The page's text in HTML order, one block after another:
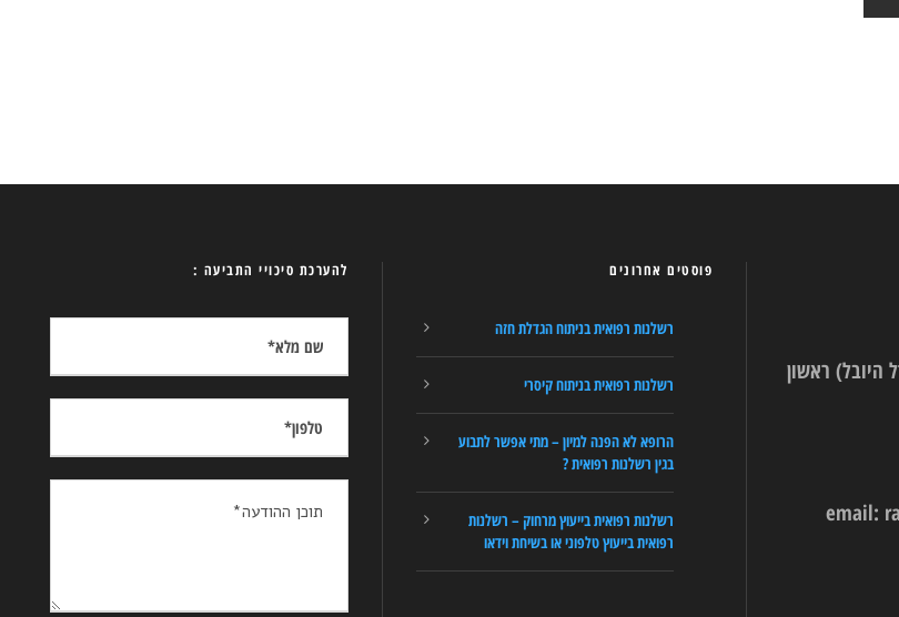
להערכת סיכויי התביעה : פוסטים אחרונים
רשלנות רפואית בניתוח הגדלת חזה
רשלנות רפואית בניתוח קיסרי
הרופא לא הפנה למיון – מתי אפשר לתבוע
בגין רשלנות רפואית ?
רשלנות רפואית בייעוץ מרחוק – רשלנות
רפואית בייעוץ טלפוני או בשיחת וידאו
10 (מגדל היובל) ראשון
email: